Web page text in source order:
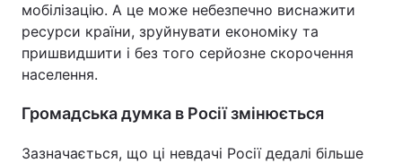
мобілізацію. А це може небезпечно виснажити
ресурси країни, зруйнувати економіку та
пришвидшити і без того серйозне скорочення
населення.
Громадська думка в Росії змінюється
Зазначається, що ці невдачі Росії дедалі більше